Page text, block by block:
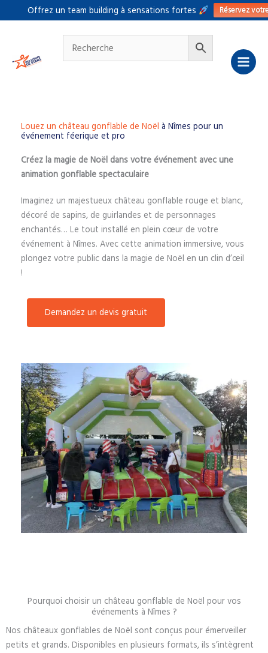
Offrez un team building à sensations fortes Réservez
au
Louez un château gonflable de Noël à Nîmes pour un
événement féerique et pro
Créez la magie de Noël dans votre événement avec une
animation gonflable spectaculaire
Imaginez un majestueux château gonflable rouge et blanc,
décoré de sapins, de guirlandes et de personnages
enchantés… Le tout installé en plein cœur de votre
événement à Nîmes. Avec cette animation immersive, vous
plongez votre public dans la magie de Noël en un clin d’œil
!
Demandez un devis gratuit
Pourquoi choisir un château gonflable de Noël pour vos
événements à Nîmes ?
Nos châteaux gonflables de Noël sont conçus pour émerveiller
petits et grands. Disponibles en plusieurs formats, ils s’intègrent